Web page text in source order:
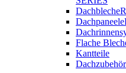
Dachbleche
Dachpaneele
Flache
Kantteile
Dachzubehör